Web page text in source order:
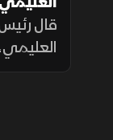
قال
وتوجه